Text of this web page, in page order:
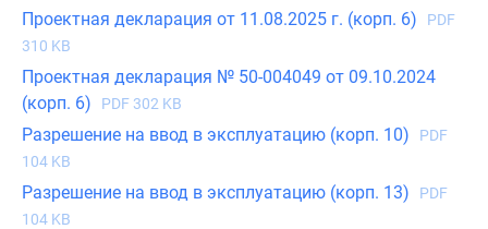
Проектная декларация от 11.08.2025 г. (корп. 6)
PDF
310 KB
Проектная декларация № 50-004049 от 09.10.2024
(корп. 6)
PDF 302 KB
Разрешение на ввод в эксплуатацию (корп. 10)
PDF
104 KB
Разрешение на ввод в эксплуатацию (корп. 13)
PDF
104 KB